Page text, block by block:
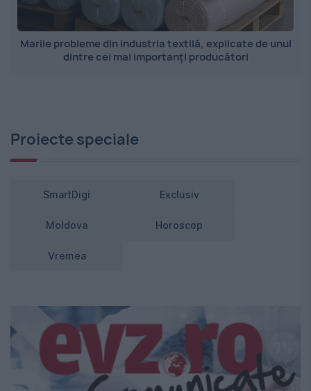
Marile probleme din industria textilă, explicate de unul
dintre cei mai importanți producători
Proiecte speciale
SmartDigi Exclusiv
Moldova Horoscop
Vremea